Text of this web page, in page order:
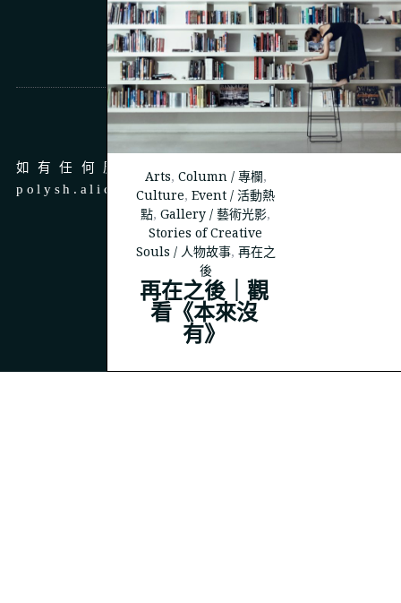
Arts, Column / 專欄,
Culture,Event / 活動熱
點,Gallery / 藝術光影,
Stories of Creative
Souls / 人物故事, 再在之
後
再在之後｜觀
看《本來沒
有》
商務合作
如有任何廣告、商務合作，請 email 至
polysh.alice@gmail.com
© 2023THEPOLYSH.COM
BACK TO TOP